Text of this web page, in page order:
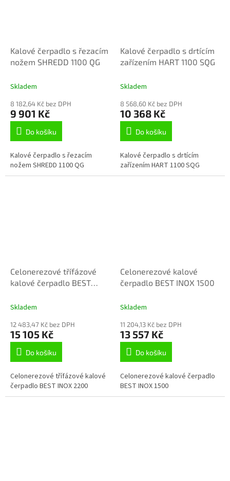
Kalové čerpadlo s řezacím
nožem SHREDD 1100 QG
Skladem
8 182,64 Kč bez DPH
9 901 Kč
Do košíku
Kalové čerpadlo s řezacím
nožem SHREDD 1100 QG
Kalové čerpadlo s drtícím
zařízením HART 1100 SQG
Skladem
8 568,60 Kč bez DPH
10 368 Kč
Do košíku
Kalové čerpadlo s drtícím
zařízením HART 1100 SQG
Celonerezové třífázové
kalové čerpadlo BEST
Skladem
12 483,47 Kč bez DPH
15 105 Kč
Do košíku
Celonerezové třífázové kalové
čerpadlo BEST INOX 2200
Celonerezové kalové
čerpadlo BEST INOX 1500
Skladem
11 204,13 Kč bez DPH
13 557 Kč
Do košíku
Celonerezové kalové čerpadlo
BEST INOX 1500